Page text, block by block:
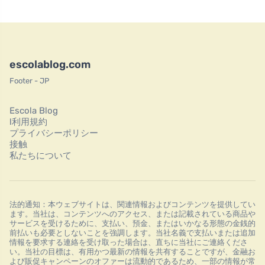
escolablog.com
Footer - JP
Escola Blog
l利用規約
プライバシーポリシー
接触
私たちについて
法的通知：本ウェブサイトは、関連情報およびコンテンツを提供してい
ます。当社は、コンテンツへのアクセス、または記載されている商品や
サービスを受けるために、支払い、預金、またはいかなる形態の金銭的
前払いも必要としないことを強調します。当社名義で支払いまたは追加
情報を要求する連絡を受け取った場合は、直ちに当社にご連絡くださ
い。当社の目標は、有用かつ最新の情報を共有することですが、金融お
よび販促キャンペーンのオファーは流動的であるため、一部の情報が常